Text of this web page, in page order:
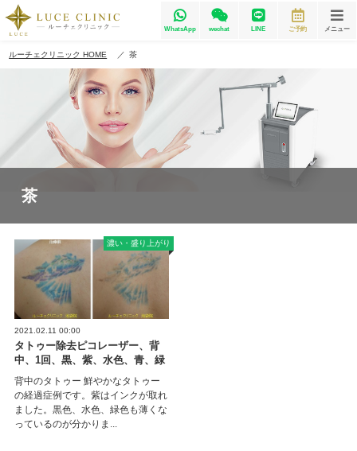
メニュー
ご予約
LINE
wechat
WhatsApp
ルーチェクリニック HOME 茶
茶
濃い・盛り上がり
2021.02.11 00:00
タトゥー除去ピコレーザー、背
中、1回、黒、紫、水色、青、緑
背中のタトゥー 鮮やかなタトゥー
の経過症例です。紫はインクが取れ
ました。黒色、水色、緑色も薄くな
っているのが分かりま...